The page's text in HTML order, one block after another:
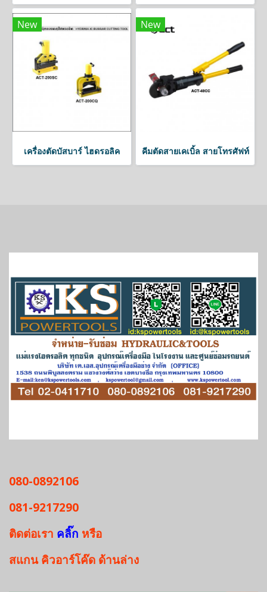
New
เครื่องตัดบัสบาร์ ไฮดรอลิค
New
คีมตัดสายเคเบิ้ล สายโทรศัฟท์
080-0892106
081-9217290
ติดต่อเรา คลิ๊ก หรือ
สแกนคิวอาร์โค๊ด ด้านล่าง